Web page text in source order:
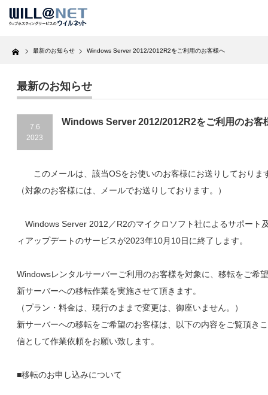
Home 最新のお知らせ Windows Server 2012/2012R2をご利用のお客様へ
最新のお知らせ
7.6
2023
Windows Server 2012/2012R2をご利用のお客
このメールは、該当OSをお使いのお客様にお送りしておりま
（対象のお客様には、メールでお送りしております。）
Windows Server 2012／R2のマイクロソフト社によるサポート
ィアップデートのサービスが2023年10月10日に終了します。
Windowsレンタルサーバーご利用のお客様を対象に、移転をご希
新サーバーへの移転作業を実施させて頂きます。
（プラン・料金は、現行のままで変更は、御座いません。）
新サーバーへの移転をご希望のお客様は、以下の内容をご覧頂き
信として作業依頼をお願い致します。
■移転のお申し込みについて